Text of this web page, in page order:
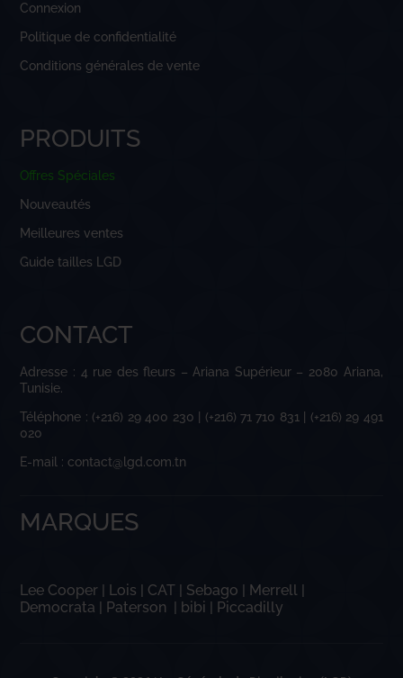
Connexion
Politique de confidentialité
Conditions générales de vente
PRODUITS
Offres Spéciales
Nouveautés
Meilleures ventes
Guide tailles LGD
CONTACT
Adresse : 4 rue des fleurs – Ariana Supérieur – 2080 Ariana,
Tunisie.
Téléphone : (+216) 29 400 230 | (+216) 71 710 831 | (+216) 29 491
020
E-mail : contact@lgd.com.tn
MARQUES
Lee Cooper Lois CAT Sebago Merrell
Democrata
Paterson bibi Piccadilly